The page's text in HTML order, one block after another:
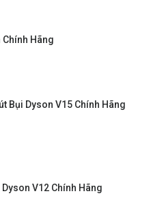
Chính Hãng
Bụi Dyson V15 Chính Hãng
Dyson V12 Chính Hãng